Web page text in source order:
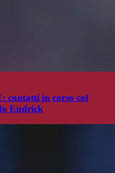
contatti in corso col
Endrick